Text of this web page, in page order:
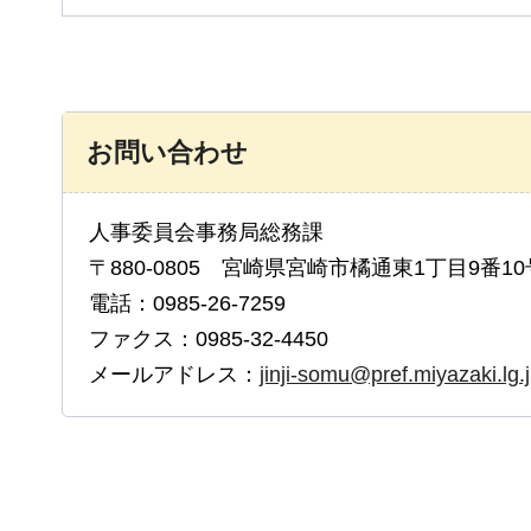
お問い合わせ
人事委員会事務局総務課
〒880-0805 宮崎県宮崎市橘通東1丁目9番10
電話：0985-26-7259
ファクス：0985-32-4450
メールアドレス： jinji-